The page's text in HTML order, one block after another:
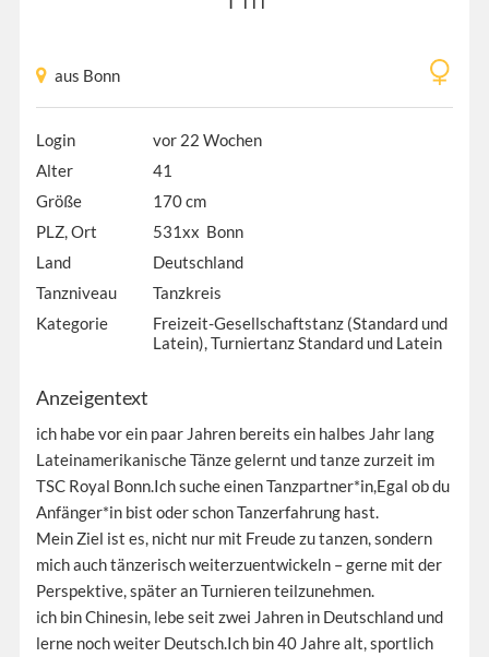
aus Bonn
Login
vor 22 Wochen
Alter
41
Größe
170 cm
PLZ, Ort
531xx Bonn
Land
Deutschland
Tanzniveau
Tanzkreis
Kategorie
Freizeit-Gesellschaftstanz (Standard und
Latein), Turniertanz Standard und Latein
Anzeigentext
ich habe vor ein paar Jahren bereits ein halbes Jahr lang
Lateinamerikanische Tänze gelernt und tanze zurzeit im
TSC Royal Bonn.Ich suche einen Tanzpartner*in,Egal ob du
Anfänger*in bist oder schon Tanzerfahrung hast.
Mein Ziel ist es, nicht nur mit Freude zu tanzen, sondern
mich auch tänzerisch weiterzuentwickeln – gerne mit der
Perspektive, später an Turnieren teilzunehmen.
ich bin Chinesin, lebe seit zwei Jahren in Deutschland und
lerne noch weiter Deutsch.Ich bin 40 Jahre alt, sportlich